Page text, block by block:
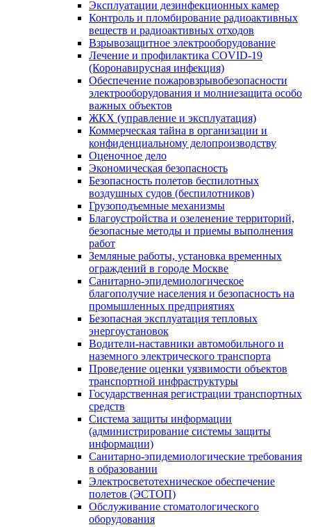
Эксплуатации дезинфекционных камер
Контроль и пломбирование радиоактивных
веществ и радиоактивных отходов
Взрывозащитное электрооборудование
Лечение и профилактика COVID-19
(Коронавирусная инфекция)
Обеспечение пожаровзрывобезопасности
электрооборудования и молниезащита особо
важных объектов
ЖКХ (управление и эксплуатация)
Коммерческая тайна в организации и
конфиденциальному делопроизводству
Оценочное дело
Экономическая безопасность
Безопасность полетов беспилотных
воздушных судов (беспилотников)
Грузоподъемные механизмы
Благоустройства и озеленение территорий,
безопасные методы и приемы выполнения
работ
Земляные работы, установка временных
ограждений в городе Москве
Санитарно-эпидемиологическое
благополучие населения и безопасность на
промышленных предприятиях
Безопасная эксплуатация тепловых
энергоустановок
Водители-наставники автомобильного и
наземного электрического транспорта
Проведение оценки уязвимости объектов
транспортной инфраструктуры
Государственная регистрации транспортных
средств
Система защиты информации
(администрирование системы защиты
информации)
Санитарно-эпидемиологические требования
в образовании
Электросветотехническое обеспечение
полетов (ЭСТОП)
Обслуживание стоматологического
оборудования